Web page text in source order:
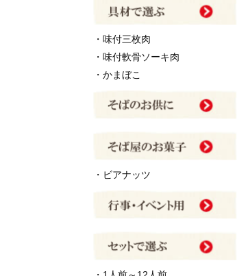
・味付三枚肉
・味付軟骨ソーキ肉
・かまぼこ
・ビアナッツ